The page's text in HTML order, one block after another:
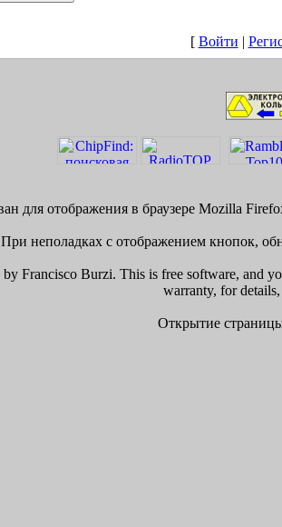
[ Войти |
для отображения в браузере Mozilla
При неполадках с отображением кнопок,
Francisco Burzi. This is free software, and
warranty, for details,
Открытие